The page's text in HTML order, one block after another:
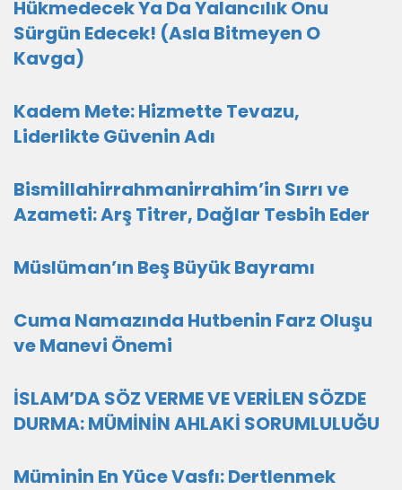
Hükmedecek Ya Da Yalancılık Onu
Sürgün Edecek! (Asla Bitmeyen O
Kavga)
Kadem Mete: Hizmette Tevazu,
Liderlikte Güvenin Adı
Bismillahirrahmanirrahim’in Sırrı ve
Azameti: Arş Titrer, Dağlar Tesbih Eder
Müslüman’ın Beş Büyük Bayramı
Cuma Namazında Hutbenin Farz Oluşu
ve Manevi Önemi
İSLAM’DA SÖZ VERME VE VERİLEN SÖZDE
DURMA: MÜMİNİN AHLAKİ SORUMLULUĞU
Müminin En Yüce Vasfı: Dertlenmek